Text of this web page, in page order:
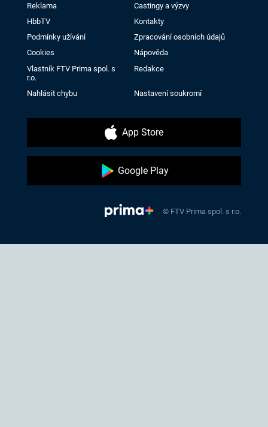
Reklama
Castingy a výzvy
HbbTV
Kontakty
Podmínky užívání
Zpracování osobních údajů
Cookies
Nápověda
Vlastník FTV Prima spol. s
r.o.
Redakce
Nahlásit chybu Nastavení soukromí
App Store
Google Play
© FTV Prima spol. s r.o.